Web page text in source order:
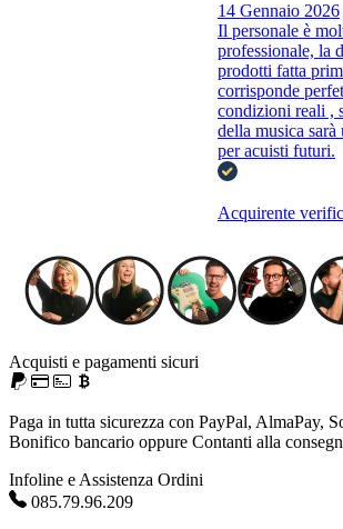
14 Gennaio 2026
Il personale è
professionale, la
prodotti fatta
corrisponde
condizioni reali ,
della musica
per acuisti futuri.
Acquirente
Acquisti e pagamenti sicuri
Paga in tutta sicurezza con PayPal, AlmaPay,
Bonifico bancario oppure Contanti alla
Infoline e Assistenza Ordini
085.79.96.209